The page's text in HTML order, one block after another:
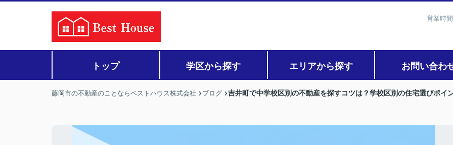
営業時
トップ 学区から探す エリアから探す お問い合わ
藤岡市の不動産のことならベストハウス株式会社 ブログ 吉井町で中学校区別の不動産を探すコツは？学校区別の住宅選びポイ